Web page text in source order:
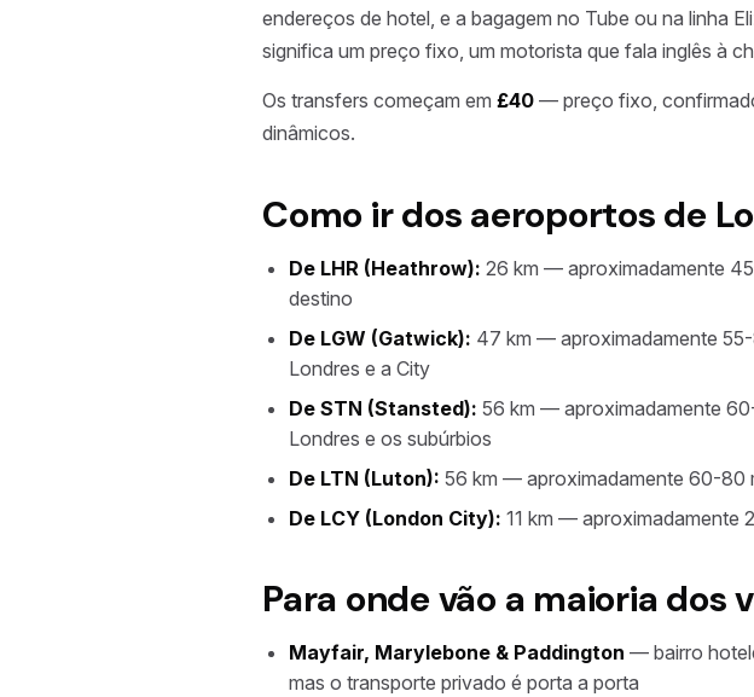
endereços de hotel, e a bagagem no Tube ou na linha
significa um preço fixo, um motorista que fala inglês à
Os transfers começam em £40 — preço fixo,
dinâmicos.
Como ir dos aeroportos de
De LHR (Heathrow): 26 km — aproximadamente
destino
De LGW (Gatwick): 47 km — aproximadamente
Londres e a City
De STN (Stansted): 56 km — aproximadamente
Londres e os subúrbios
De LTN (Luton): 56 km — aproximadamente 60-80
De LCY (London City): 11 km — aproximadamente
Para onde vão a maioria
Mayfair, Marylebone & Paddington — bairro
mas o transporte privado é porta a porta